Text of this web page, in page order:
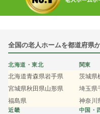
全国の老人ホームを都道府県
北海道・東北
北海道青森県岩手県
宮城県秋田県山形県
福島県
関東
茨城県
埼玉県
神奈川
近畿 中国・